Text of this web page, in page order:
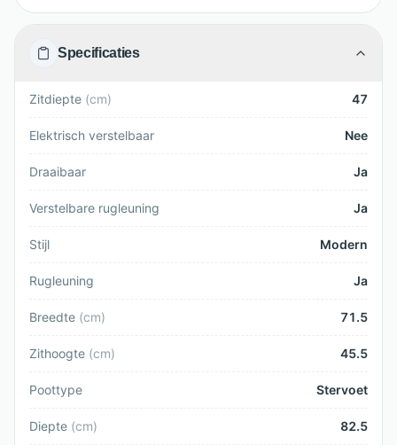
Specificaties
Zitdiepte (cm) 47
Elektrisch verstelbaar Nee
Draaibaar Ja
Verstelbare rugleuning Ja
Stijl Modern
Rugleuning Ja
Breedte (cm) 71.5
Zithoogte (cm) 45.5
Poottype Stervoet
Diepte (cm) 82.5